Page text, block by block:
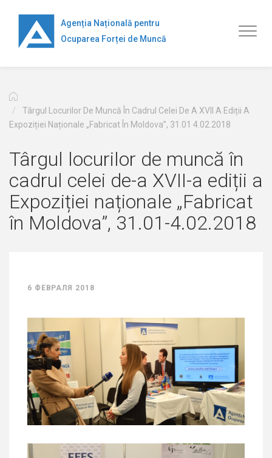
основному
содержанию
Agenția Națională pentru
Ocuparea Forței de Muncă
Târgul Locurilor De Muncă În Cadrul Celei De A XVII A Ediții A
Expoziției Naționale „Fabricat În Moldova”, 31.01 4.02.2018
Târgul locurilor de muncă în
cadrul celei de-a XVII-a ediții a
Expoziției naționale „Fabricat
în Moldova”, 31.01-4.02.2018
6 ФЕВРАЛЯ 2018